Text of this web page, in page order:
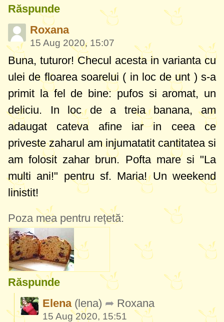
Răspunde
Roxana
15 Aug 2020, 15:07
Buna, tuturor! Checul acesta in varianta cu
ulei de floarea soarelui ( in loc de unt ) s-a
primit la fel de bine: pufos si aromat, un
deliciu. In loc de a treia banana, am
adaugat cateva afine iar in ceea ce
priveste zaharul am injumatatit cantitatea si
am folosit zahar brun. Pofta mare si "La
multi ani!" pentru sf. Maria! Un weekend
linistit!
Poza mea pentru rețetă:
Răspunde
Elena (lena) Roxana
15 Aug 2020, 15:51